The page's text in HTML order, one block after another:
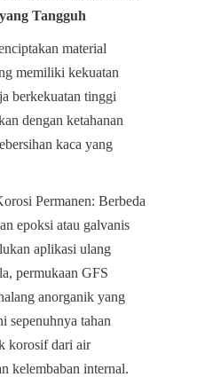
Tangguh
material
memiliki kekuatan
berkekuatan tinggi
dengan ketahanan
kaca yang
Permanen: Berbeda
epoksi atau galvanis
aplikasi ulang
permukaan GFS
anorganik yang
sepenuhnya tahan
korosif dari air
kelembaban internal.